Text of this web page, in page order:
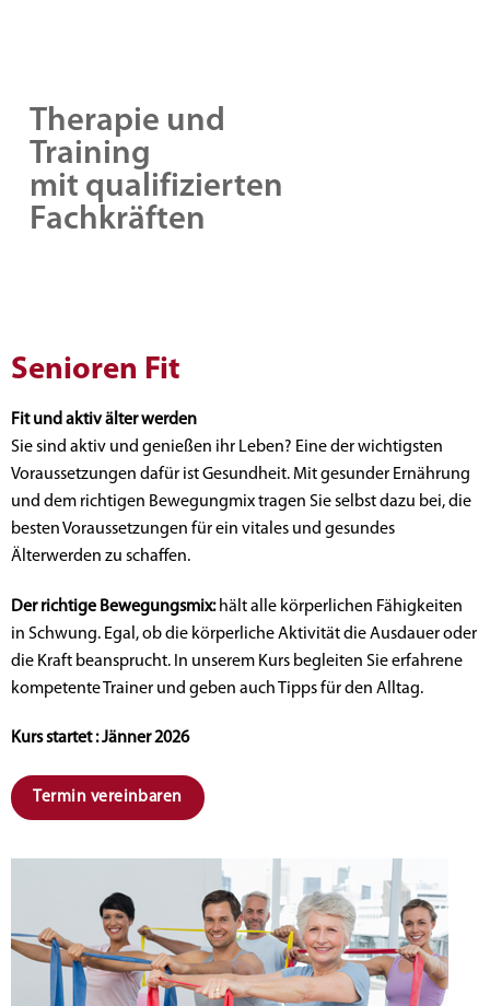
Therapie und
Training
mit qualifizierten
Fachkräften
Senioren Fit
Fit und aktiv älter werden
Sie sind aktiv und genießen ihr Leben? Eine der wichtigsten
Voraussetzungen dafür ist Gesundheit. Mit gesunder Ernährung
und dem richtigen Bewegungmix tragen Sie selbst dazu bei, die
besten Voraussetzungen für ein vitales und gesundes
Älterwerden zu schaffen.
Der richtige Bewegungsmix: hält alle körperlichen Fähigkeiten
in Schwung. Egal, ob die körperliche Aktivität die Ausdauer oder
die Kraft beansprucht. In unserem Kurs begleiten Sie erfahrene
kompetente Trainer und geben auch Tipps für den Alltag.
Kurs startet : Jänner 2026
Termin vereinbaren